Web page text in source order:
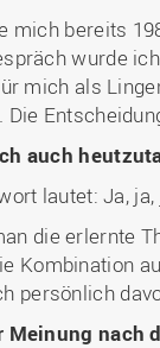
mich bereits
wurde
mich als
Die
auch
lautet: Ja, ja,
die erlernte
Kombination
persönlich
Meinung nach